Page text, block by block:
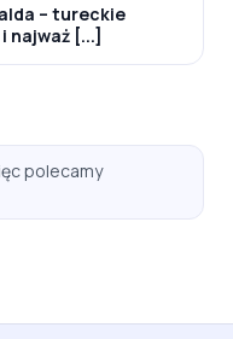
– tureckie
najważ [...]
polecamy